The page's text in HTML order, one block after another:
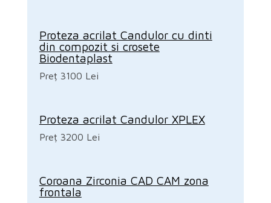
Proteza acrilat Candulor cu dinti
din compozit si crosete
Biodentaplast
Preț 3100 Lei
Proteza acrilat Candulor XPLEX
Preț 3200 Lei
Coroana Zirconia CAD CAM zona
frontala